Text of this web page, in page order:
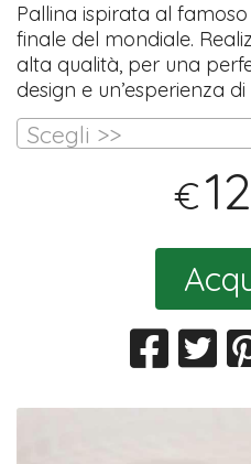
Pallina ispirata al
finale del mondiale.
alta qualità, per una
design e un’esperienza
Scegli >>
€12